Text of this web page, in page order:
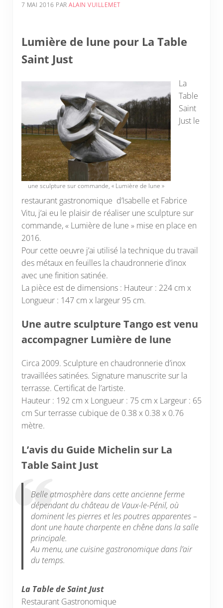
7 MAI 2016 PARALAIN VUILLEMET
Lumière de lune pour La Table
Saint Just
une sculpture sur commande, « Lumière de lune »
La
Table
Saint
Just le
restaurant gastronomique d’Isabelle et Fabrice
Vitu, j’ai eu le plaisir de réaliser une sculpture sur
commande, « Lumière de lune » mise en place en
2016.
Pour cette oeuvre j’ai utilisé la technique du travail
des métaux en feuilles la chaudronnerie d’inox
avec une finition satinée.
La pièce est de dimensions : Hauteur : 224 cm x
Longueur : 147 cm x largeur 95 cm.
Une autre sculpture Tango est venu
accompagner Lumière de lune
Circa 2009. Sculpture en chaudronnerie d’inox
travaillées satinées. Signature manuscrite sur la
terrasse. Certificat de l’artiste.
Hauteur : 192 cm x Longueur : 75 cm x Largeur : 65
cm Sur terrasse cubique de 0.38 x 0.38 x 0.76
mètre.
L’avis du Guide Michelin sur La
Table Saint Just
Belle atmosphère dans cette ancienne ferme
dépendant du château de Vaux-le-Pénil, où
dominent les pierres et les poutres apparentes –
dont une haute charpente en chêne dans la salle
principale.
Au menu, une cuisine gastronomique dans l’air
du temps.
La Table de Saint Just
Restaurant Gastronomique